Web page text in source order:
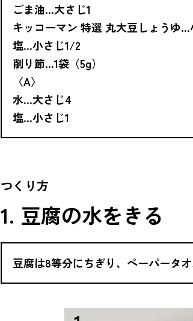
ごま油…大さじ1
キッコーマン 特選 丸大豆しょうゆ…
塩…小さじ1/2
削り節…1袋（5g）
〈A〉
水…大さじ4
塩…小さじ1
つくり方
1. 豆腐の水をきる
豆腐は8等分にちぎり、ペーパータ